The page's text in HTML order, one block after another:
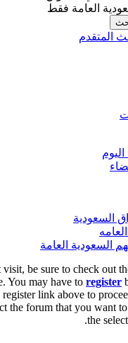
العامة فقط
المتقدم
السعودية
السعودية العامة
be sure to check out
You may have to register
link above to
the forum that you want
the